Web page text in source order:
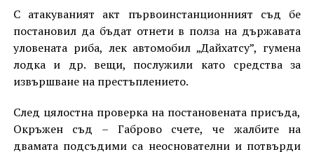
С атакуваният акт първоинстанционният съд бе
постановил да бъдат отнети в полза на държавата
уловената риба, лек автомобил „Дайхатсу”, гумена
лодка и др. вещи, послужили като средства за
извършване на престъплението.
След цялостна проверка на постановената присъда,
Окръжен съд – Габрово счете, че жалбите на
двамата подсъдими са неоснователни и потвърди